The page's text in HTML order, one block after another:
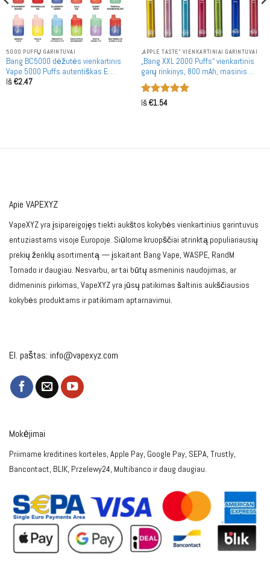
5000 PUFFŲ GARINTUVAI
Bang BC5000 dėžutės vienkartinis
Vape 5000 Puffs autentiškas E
cigarečių rašiklis
Iš€2.47
„APPLE TASTE“ VIENKARTINIAI GARINTUVAI
„Bang XXL 2000 Puffs“ vienkartinis
garų rinkinys, 800 mAh, masinis
pirkimas
Įvertinimas:
Iš€1.54
Apie VAPEXYZ
VapeXYZ yra įsipareigojęs tiekti aukštos kokybės vienkartinius garintuvus
entuziastams visoje Europoje. Siūlome kruopščiai atrinktą populiariausių
prekių ženklų asortimentą — įskaitant Bang Vape, WASPE, RandM
Tornado ir daugiau. Nesvarbu, ar tai būtų asmeninis naudojimas, ar
didmeninis pirkimas, VapeXYZ yra jūsų patikimas šaltinis aukščiausios
kokybės produktams ir patikimam aptarnavimui.
El. paštas: info@vapexyz.com
Mokėjimai
Priimame kreditines korteles, Apple Pay, Google Pay, SEPA, Trustly,
Bancontact, BLIK, Przelewy24, Multibanco ir daug daugiau.